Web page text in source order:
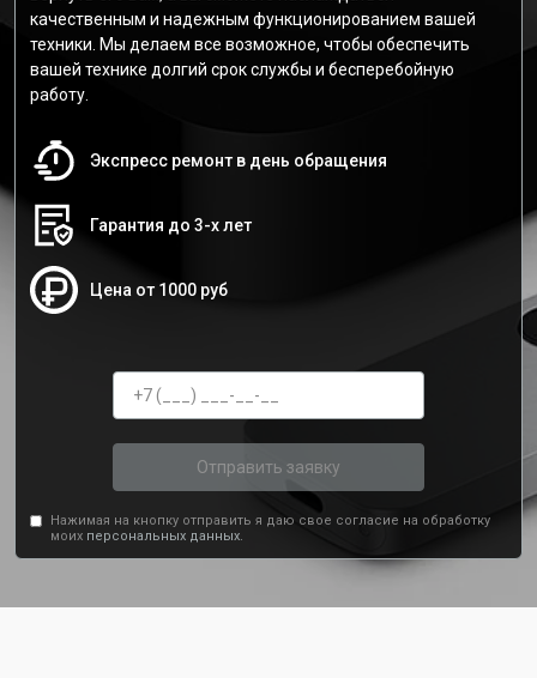
качественным и надежным функционированием вашей
техники. Мы делаем все возможное, чтобы обеспечить
вашей технике долгий срок службы и бесперебойную
работу.
Экспресс ремонт в день обращения
Гарантия до 3-х лет
Цена от 1000 руб
Отправить заявку
Нажимая на кнопку отправить я даю свое согласие на обработку
моих персональных данных.